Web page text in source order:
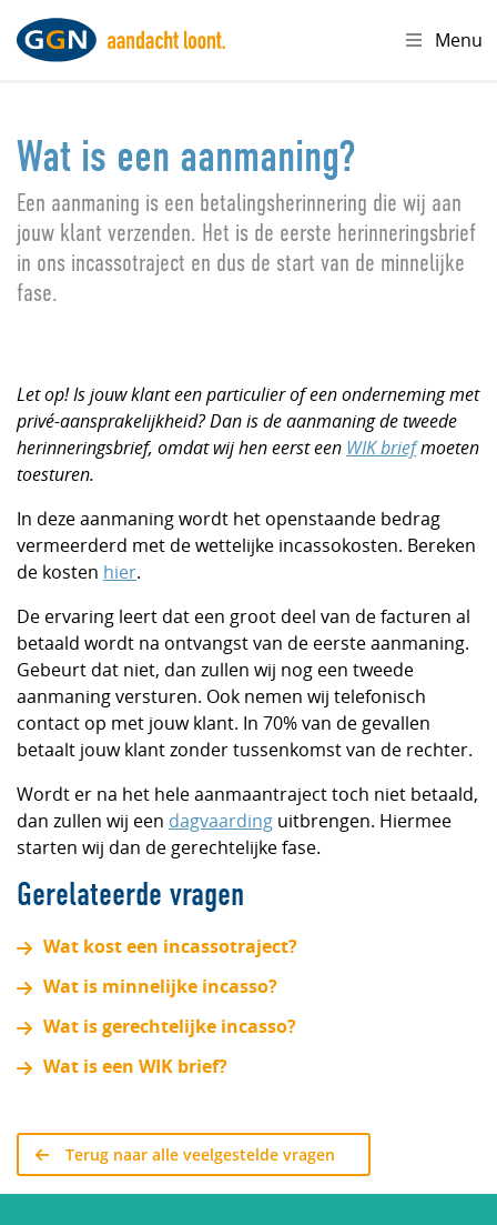
Menu
Wat is een aanmaning?
Een aanmaning is een betalingsherinnering die wij aan
jouw klant verzenden. Het is de eerste herinneringsbrief
in ons incassotraject en dus de start van de minnelijke
fase.
Let op!Is jouw klant een particulier of een onderneming met
privé-aansprakelijkheid? Dan is de aanmaning de tweede
herinneringsbrief, omdat wij hen eerst een WIK briefmoeten
toesturen.
In deze aanmaning wordt het openstaande bedrag
vermeerderd met de wettelijke incassokosten. Bereken
de kosten hier.
De ervaring leert dat een groot deel van de facturen al
betaald wordt na ontvangst van de eerste aanmaning.
Gebeurt dat niet, dan zullen wij nog een tweede
aanmaning versturen. Ook nemen wij telefonisch
contact op met jouw klant. In 70% van de gevallen
betaalt jouw klant zonder tussenkomst van de rechter.
Wordt er na het hele aanmaantraject toch niet betaald,
dan zullen wij een dagvaarding uitbrengen. Hiermee
starten wij dan de gerechtelijke fase.
Gerelateerde vragen
Wat kost een incassotraject?
Wat is minnelijke incasso?
Wat is gerechtelijke incasso?
Wat is een WIK brief?
Terug naar alle veelgestelde vragen